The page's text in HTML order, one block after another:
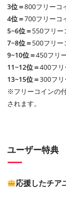
3位＝800フリーコ
4位＝700フリーコ
5~6位＝550フリー
7~8位＝500フリー
9~10位＝450フリ
11~12位＝400フ
13~15位＝300フ
※フリーコインの
されます。
ユーザー特典
応援したチア